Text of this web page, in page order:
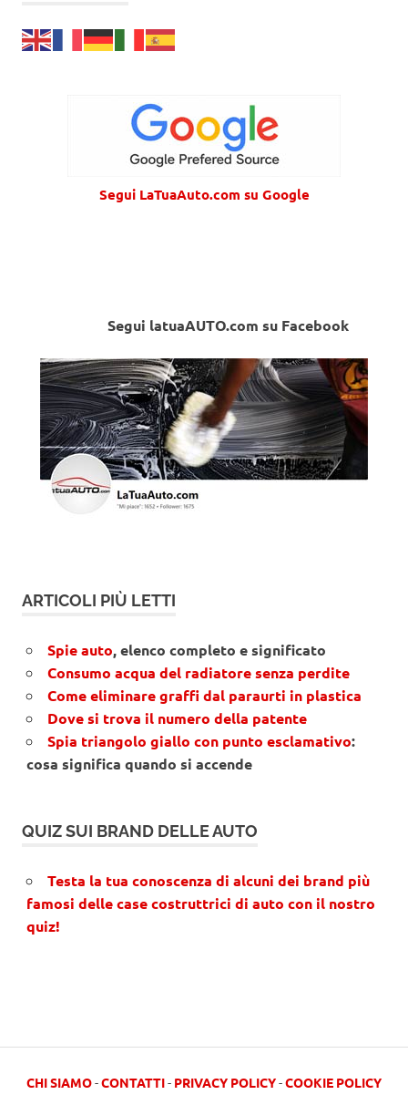
Segui LaTuaAuto.com su Google
Segui latuaAUTO.com su Facebook
ARTICOLI PIÙ LETTI
Spie auto, elenco completo e significato
Consumo acqua del radiatore senza perdite
Come eliminare graffi dal paraurti in plastica
Dove si trova il numero della patente
Spia triangolo giallo con punto esclamativo:
cosa significa quando si accende
QUIZ SUI BRAND DELLE AUTO
Testa la tua conoscenza di alcuni dei brand più
famosi delle case costruttrici di auto con il nostro
quiz!
CHI SIAMO-CONTATTI- PRIVACY POLICY-COOKIE POLICY